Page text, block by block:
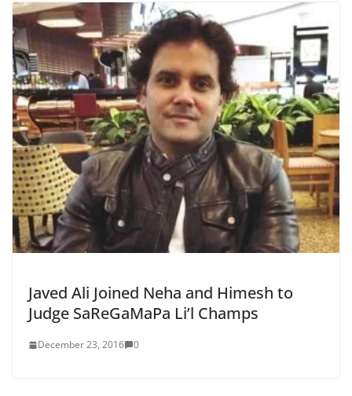
Javed Ali Joined Neha and Himesh to
Judge SaReGaMaPa Li’l Champs
December 23, 2016 0